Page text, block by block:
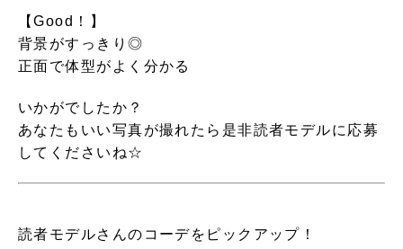
【Good！】
背景がすっきり◎
正面で体型がよく分かる
いかがでしたか？
あなたもいい写真が撮れたら是非読者モデルに応募
してくださいね☆
読者モデルさんのコーデをピックアップ！